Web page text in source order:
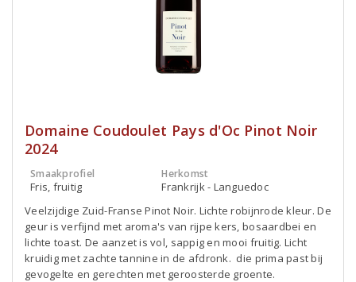
Domaine Coudoulet Pays d'Oc Pinot Noir
2024
Smaakprofiel
Fris, fruitig
Herkomst
Frankrijk - Languedoc
Veelzijdige Zuid-Franse Pinot Noir. Lichte robijnrode kleur. De
geur is verfijnd met aroma's van rijpe kers, bosaardbei en
lichte toast. De aanzet is vol, sappig en mooi fruitig. Licht
kruidig met zachte tannine in de afdronk. die prima past bij
gevogelte en gerechten met geroosterde groente.